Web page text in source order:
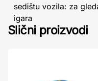
sedištu vozila: za
igara
Slični proizvodi